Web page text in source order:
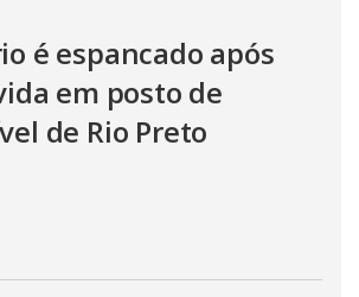
é espancado após
em posto de
de Rio Preto